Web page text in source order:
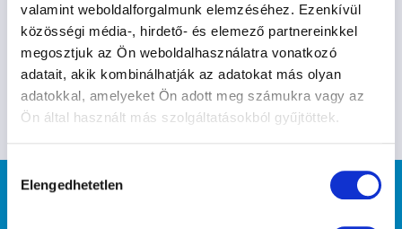
valamint weboldalforgalmunk elemzéséhez. Ezenkívül
közösségi média-, hirdető- és elemező partnereinkkel
megosztjuk az Ön weboldalhasználatra vonatkozó
adatait, akik kombinálhatják az adatokat más olyan
adatokkal, amelyeket Ön adott meg számukra vagy az
Ön által használt más szolgáltatásokból gyűjtöttek.
kiválasztása
Elengedhetetlen
Szín: Világoskék vagy Piros
Nézd meg a többi frizbit is, válaszd a számotokra
leginkább megfelelőt!